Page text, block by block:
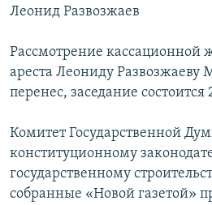
Леонид Развозжаев
Рассмотрение кассационной
ареста Леониду Развозжаеву
перенес, заседание состоится
Комитет Государственной
конституционному
государственному
собранные «Новой газетой»